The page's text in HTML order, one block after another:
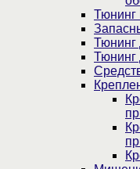
Тюнинг
Тюнинг
Тюнинг